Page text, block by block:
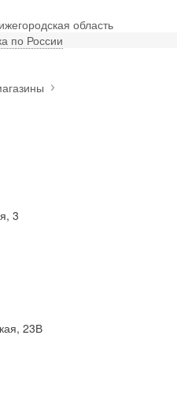
область
по России
3
23В